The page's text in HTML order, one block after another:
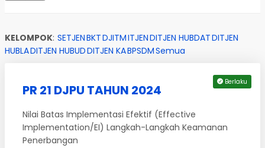
KELOMPOK: SETJENBKTDJITMITJENDITJEN HUBDATDITJEN
HUBLADITJEN HUBUDDITJEN KABPSDMSemua
Berlaku
PR 21 DJPU TAHUN 2024
Nilai Batas Implementasi Efektif (Effective
Implementation/EI) Langkah-Langkah Keamanan
Penerbangan